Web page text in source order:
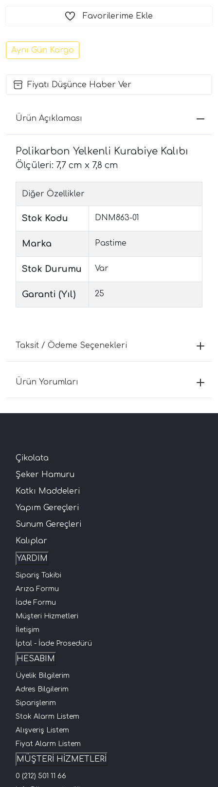
Favorilerime Ekle
Aynı Gün Kargo
Fiyatı Düşünce Haber Ver
Ürün Açıklaması
Polikarbon Yelkenli Kurabiye Kalıbı
Ölçüleri: 7,7 cm x 7,8 cm
Diğer Özellikler
Stok Kodu DNM863-01
Marka Pastime
Stok Durumu Var
Garanti (Yıl) 25
Taksit / Ödeme Seçenekleri
Ürün Yorumları
Çikolata
Şeker Hamuru
Katkı Maddeleri
Yapım Gereçleri
Sunum Gereçleri
Kalıplar
YARDIM
Sipariş Takibi
Arıza Formu
İade Formu
Müşteri Hizmetleri
İletişim
İptal - İade Prosedürü
HESABIM
Üyelik Bilgilerim
Adres Bilgilerim
Siparişlerim
Stok Alarm Listem
Alışveriş Listem
Fiyat Alarm Listem
MÜŞTERİ HİZMETLERİ
0 (212) 501 11 66